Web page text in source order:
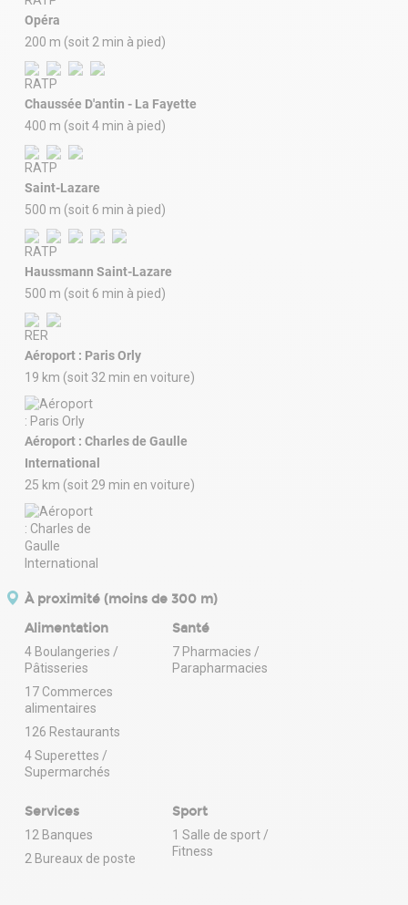
Opéra
200 m (soit 2 min à pied)
Chaussée D'antin - La Fayette
400 m (soit 4 min à pied)
Saint-Lazare
500 m (soit 6 min à pied)
Haussmann Saint-Lazare
500 m (soit 6 min à pied)
Aéroport : Paris Orly
19 km (soit 32 min en voiture)
Aéroport : Charles de Gaulle
International
25 km (soit 29 min en voiture)
À proximité (moins de 300 m)
Alimentation
4 Boulangeries /
Pâtisseries
17 Commerces
alimentaires
126 Restaurants
4 Superettes /
Supermarchés
Santé
7 Pharmacies /
Parapharmacies
Services
12 Banques
2 Bureaux de poste
Sport
1 Salle de sport /
Fitness